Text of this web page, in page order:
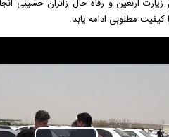
زیارت اربعین و رفاه حال زائران حسینی
کیفیت مطلوبی ادامه یابد.